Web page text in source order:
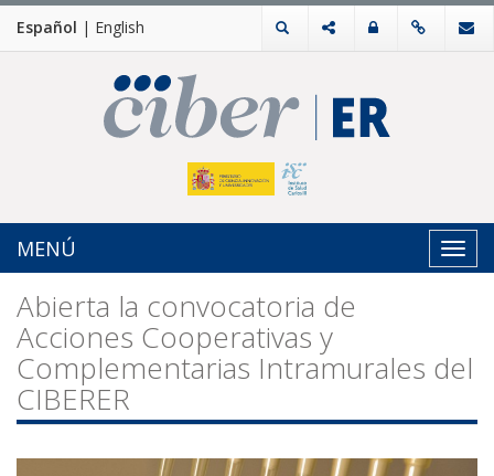
Español | English
MENÚ
Abierta la convocatoria de
Acciones Cooperativas y
Complementarias Intramurales del
CIBERER